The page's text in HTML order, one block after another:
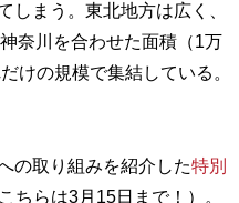
まう。東北地方は広く、
奈川を合わせた面積（1万
けの規模で集結している。
の取り組みを紹介した特別
ちらは3月15日まで！）。